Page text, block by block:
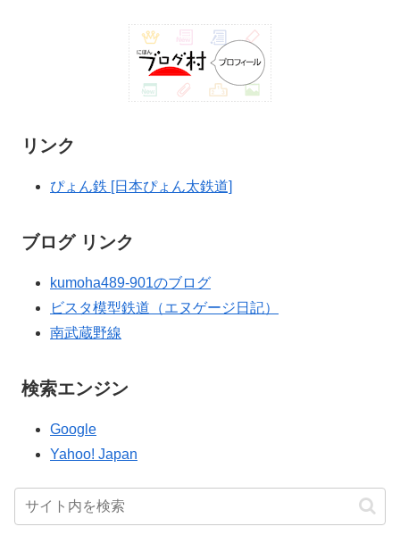
リンク
ぴょん鉄 [日本ぴょん太鉄道]
ブログ リンク
kumoha489-901のブログ
ビスタ模型鉄道（エヌゲージ日記）
南武蔵野線
検索エンジン
Google
Yahoo! Japan